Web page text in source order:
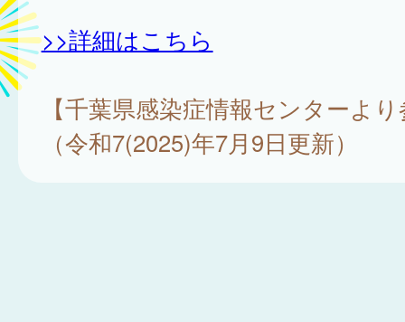
>>詳細はこちら
【千葉県感染症情報センターよ
（令和7(2025)年7月9日更新）